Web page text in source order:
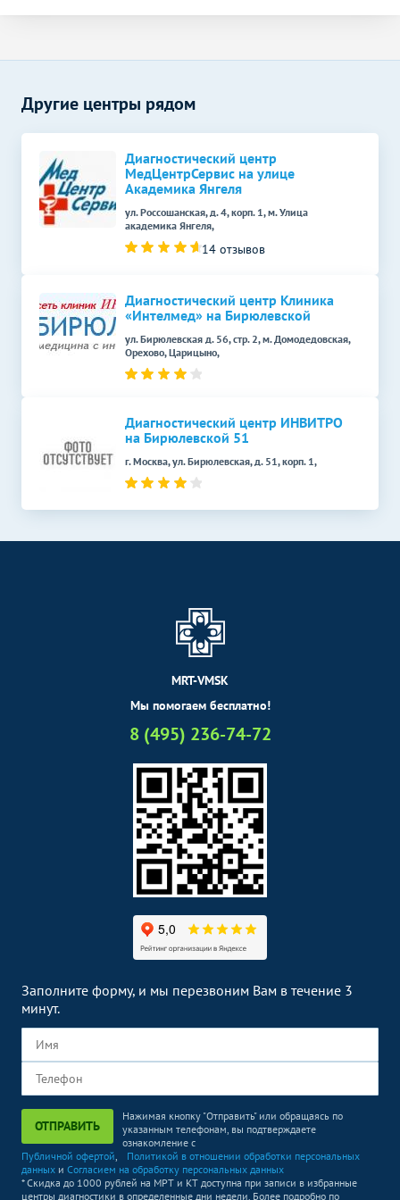
1000р. -
Эндоскопические методы Без контраста С контрастом
Кольпоскопия
Другие центры рядом
Диагностический центр
МедЦентрСервис на улице
Академика Янгеля
ул. Россошанская, д. 4, корп. 1, м. Улица
академика Янгеля,
14 отзывов
Диагностический центр Клиника
«Интелмед» на Бирюлевской
ул. Бирюлевская д. 56, стр. 2, м. Домодедовская,
Орехово, Царицыно,
Диагностический центр ИНВИТРО
на Бирюлевской 51
г. Москва, ул. Бирюлевская, д. 51, корп. 1,
MRT-VMSK
Мы помогаем бесплатно!
8 (495) 236-74-72
Заполните форму, и мы перезвоним Вам в течение 3
минут.
ОТПРАВИТЬ
Нажимая кнопку "Отправить" или обращаясь по
указанным телефонам, вы подтверждаете
ознакомление с
Публичной офертой,
Политикой в отношении обработки персональных
данных и Согласием на обработку персональных данных
* Скидка до 1000 рублей на МРТ и КТ доступна при записи в избранные
центры диагностики в определенные дни недели. Более подробно по